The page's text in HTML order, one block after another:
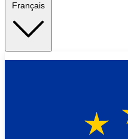
Français